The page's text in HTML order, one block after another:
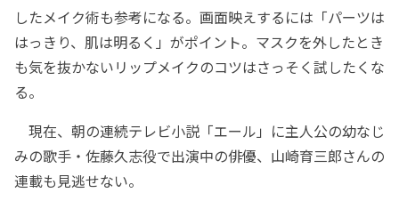
したメイク術も参考になる。画面映えするには「パーツは
はっきり、肌は明るく」がポイント。マスクを外したとき
も気を抜かないリップメイクのコツはさっそく試したくな
る。
現在、朝の連続テレビ小説「エール」に主人公の幼なじ
みの歌手・佐藤久志役で出演中の俳優、山崎育三郎さんの
連載も見逃せない。